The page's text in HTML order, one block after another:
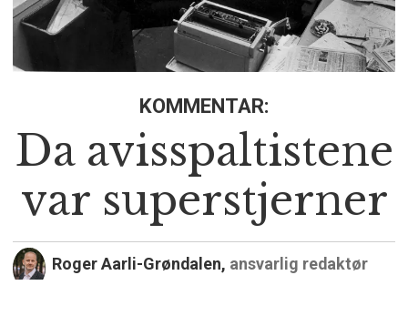
KOMMENTAR:
Da avisspaltistene
var superstjerner
Roger Aarli-Grøndalen, ansvarlig redaktør